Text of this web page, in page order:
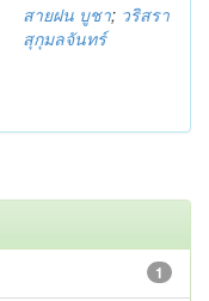
สายฝน บูชา; วริสรา
สุกุมลจันทร์
1